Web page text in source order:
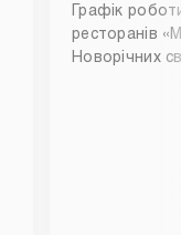
Графік
ресторанів
Новорічних